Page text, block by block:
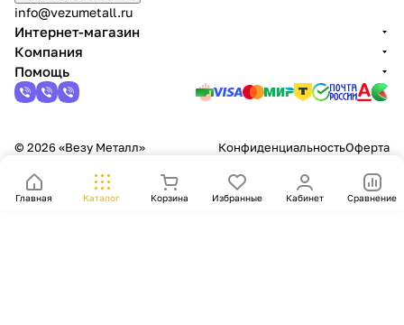
Главная Каталог Корзина Избранные Кабинет Сравнение
info@vezumetall.ru
Интернет-магазин
Компания
Помощь
© 2026 «Везу Металл» КонфиденциальностьОферта